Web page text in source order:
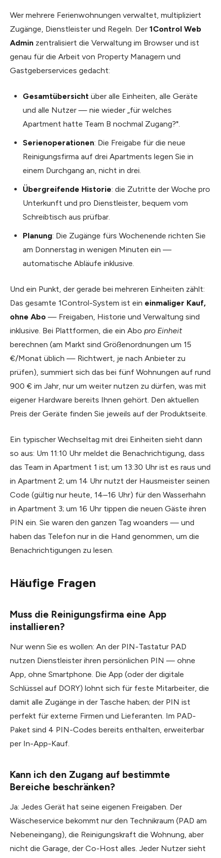
Wer mehrere Ferienwohnungen verwaltet, multipliziert
Zugänge, Dienstleister und Regeln. Der 1Control Web
Admin zentralisiert die Verwaltung im Browser und ist
genau für die Arbeit von Property Managern und
Gastgeberservices gedacht:
Gesamtübersicht über alle Einheiten, alle Geräte
und alle Nutzer — nie wieder „für welches
Apartment hatte Team B nochmal Zugang?".
Serienoperationen: Die Freigabe für die neue
Reinigungsfirma auf drei Apartments legen Sie in
einem Durchgang an, nicht in drei.
Übergreifende Historie: die Zutritte der Woche pro
Unterkunft und pro Dienstleister, bequem vom
Schreibtisch aus prüfbar.
Planung: Die Zugänge fürs Wochenende richten Sie
am Donnerstag in wenigen Minuten ein —
automatische Abläufe inklusive.
Und ein Punkt, der gerade bei mehreren Einheiten zählt:
Das gesamte 1Control-System ist ein einmaliger Kauf,
ohne Abo — Freigaben, Historie und Verwaltung sind
inklusive. Bei Plattformen, die ein Abo pro Einheit
berechnen (am Markt sind Größenordnungen um 15
€/Monat üblich — Richtwert, je nach Anbieter zu
prüfen), summiert sich das bei fünf Wohnungen auf rund
900 € im Jahr, nur um weiter nutzen zu dürfen, was mit
eigener Hardware bereits Ihnen gehört. Den aktuellen
Preis der Geräte finden Sie jeweils auf der Produktseite.
Ein typischer Wechseltag mit drei Einheiten sieht dann
so aus: Um 11:10 Uhr meldet die Benachrichtigung, dass
das Team in Apartment 1 ist; um 13:30 Uhr ist es raus und
in Apartment 2; um 14 Uhr nutzt der Hausmeister seinen
Code (gültig nur heute, 14–16 Uhr) für den Wasserhahn
in Apartment 3; um 16 Uhr tippen die neuen Gäste ihren
PIN ein. Sie waren den ganzen Tag woanders — und
haben das Telefon nur in die Hand genommen, um die
Benachrichtigungen zu lesen.
Häufige Fragen
Muss die Reinigungsfirma eine App
installieren?
Nur wenn Sie es wollen: An der PIN-Tastatur PAD
nutzen Dienstleister ihren persönlichen PIN — ohne
App, ohne Smartphone. Die App (oder der digitale
Schlüssel auf DORY) lohnt sich für feste Mitarbeiter, die
damit alle Zugänge in der Tasche haben; der PIN ist
perfekt für externe Firmen und Lieferanten. Im PAD-
Paket sind 4 PIN-Codes bereits enthalten, erweiterbar
per In-App-Kauf.
Kann ich den Zugang auf bestimmte
Bereiche beschränken?
Ja: Jedes Gerät hat seine eigenen Freigaben. Der
Wäscheservice bekommt nur den Technikraum (PAD am
Nebeneingang), die Reinigungskraft die Wohnung, aber
nicht die Garage, der Co-Host alles. Jeder Nutzer sieht